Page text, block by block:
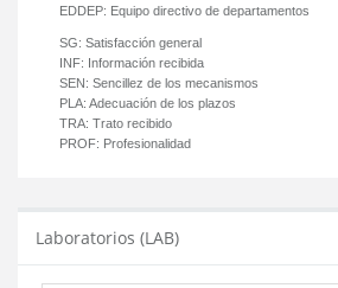
EDDEP: Equipo directivo de departamentos
SG: Satisfacción general
INF: Información recibida
SEN: Sencillez de los mecanismos
PLA: Adecuación de los plazos
TRA: Trato recibido
PROF: Profesionalidad
Laboratorios (LAB)